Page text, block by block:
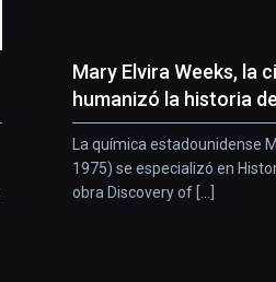
Mary Elvira Weeks, la
humanizó la historia
La química estadounidense
1975) se especializó en
obra Discovery of [...]